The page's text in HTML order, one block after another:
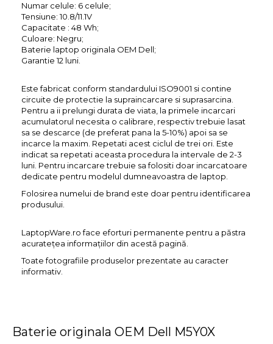
Numar celule: 6 celule;
Tensiune: 10.8/11.1V
Capacitate : 48 Wh;
Culoare: Negru;
Baterie laptop originala OEM Dell;
Garantie 12 luni.
Este fabricat conform standardului ISO9001 si contine
circuite de protectie la supraincarcare si suprasarcina.
Pentru a ii prelungi durata de viata, la primele incarcari
acumulatorul necesita o calibrare, respectiv trebuie lasat
sa se descarce (de preferat pana la 5-10%) apoi sa se
incarce la maxim. Repetati acest ciclul de trei ori. Este
indicat sa repetati aceasta procedura la intervale de 2-3
luni. Pentru incarcare trebuie sa folositi doar incarcatoare
dedicate pentru modelul dumneavoastra de laptop.
Folosirea numelui de brand este doar pentru identificarea
produsului.
LaptopWare.ro face eforturi permanente pentru a păstra
acurateţea informaţiilor din acestă pagină.
Toate fotografiile produselor prezentate au caracter
informativ.
Baterie originala OEM Dell M5Y0X